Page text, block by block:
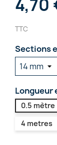
4,70
TTC
Sections
Longueur
0.5 mètre
4 metres